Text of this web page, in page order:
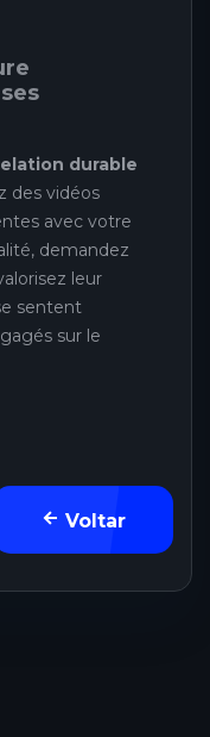
durable
des vidéos
avec votre
demandez
leur
sentent
sur le
Voltar